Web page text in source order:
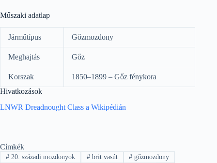
Műszaki adatlap
Járműtípus Gőzmozdony
Meghajtás Gőz
Korszak
1850–1899 – Gőz fénykora
Hivatkozások
LNWR Dreadnought Class a Wikipédián
Címkék
#20. századi mozdonyok #brit vasút # gőzmozdony